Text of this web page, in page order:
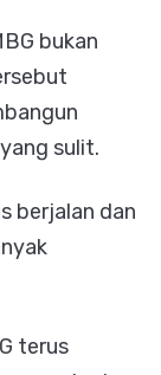
bukan
sulit.
berjalan dan
terus